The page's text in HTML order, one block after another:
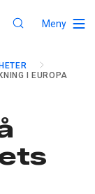
Meny
I EUROPA